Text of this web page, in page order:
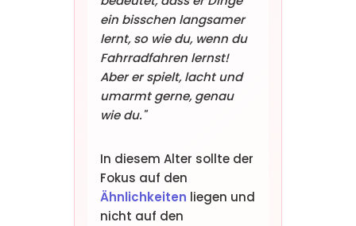
ein bisschen langsamer
lernt, so wie du, wenn du
Fahrradfahren lernst!
Aber er spielt, lacht und
umarmt gerne, genau
wie du."
In diesem Alter sollte der
Fokus auf den
Ähnlichkeiten liegen und
nicht auf den